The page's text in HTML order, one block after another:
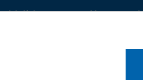
aux carrières